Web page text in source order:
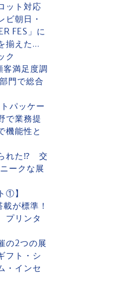
ット対応
朝日・
FES」に
揃えた...
ク
客満足度調
門で総合
パッケー
で業務提
能性と
れた⁉ 交
ークな展
①】
が標準！
プリンタ
の2つの展
フト・シ
・インセ